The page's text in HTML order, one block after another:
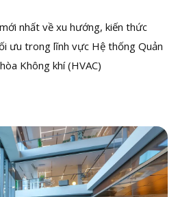
nhất về xu hướng, kiến thức
ưu trong lĩnh vực Hệ thống Quản
Không khí (HVAC)